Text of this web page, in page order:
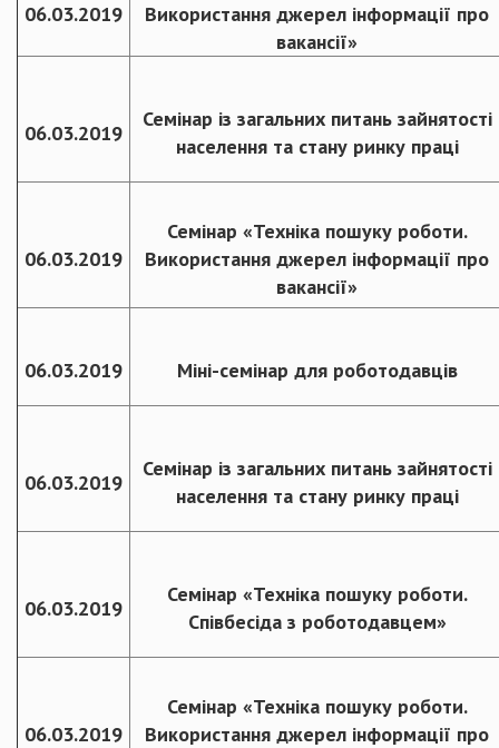
06.03.2019
Використання джерел інформації про
вакансії»
06.03.2019
Семінар із загальних питань зайнятості
населення та стану ринку праці
06.03.2019
Семінар «Техніка пошуку роботи.
Використання джерел інформації про
вакансії»
06.03.2019 Міні-семінар для роботодавців
06.03.2019
Семінар із загальних питань зайнятості
населення та стану ринку праці
06.03.2019
Семінар «Техніка пошуку роботи.
Співбесіда з роботодавцем»
06.03.2019
Семінар «Техніка пошуку роботи.
Використання джерел інформації про